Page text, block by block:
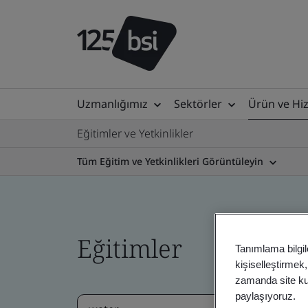
Uzmanlığımız Sektörler Ürün ve
Eğitimler ve Yetkinlikler
Tüm Eğitim ve Yetkinlikleri Görüntüleyin
Eğitimler
Tanımlama
zamanda site
paylaşıyoruz.